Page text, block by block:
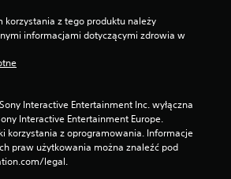
korzystania z tego produktu należy
informacjami dotyczącymi zdrowia w
Interactive Entertainment Inc. wyłączna
Interactive Entertainment Europe.
korzystania z oprogramowania. Informacje
praw użytkowania można znaleźć pod
legal.